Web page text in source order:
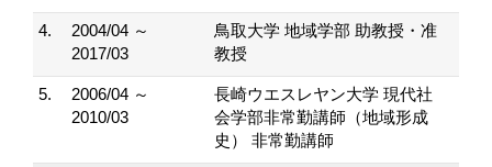
4.
2004/04 ～
2017/03
鳥取大学 地域学部 助教授・准
教授
5.
2006/04 ～
2010/03
長崎ウエスレヤン大学 現代社
会学部非常勤講師（地域形成
史） 非常勤講師